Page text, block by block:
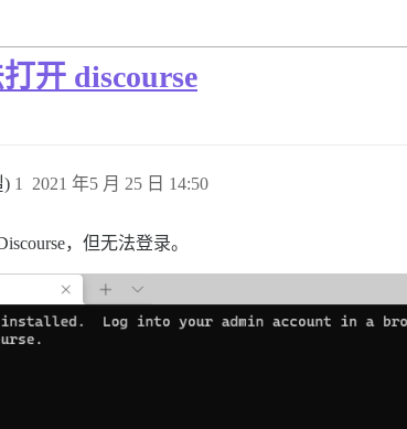
开 discourse
) 2021 年5 月 25 日 14:50
1
，但无法登录。